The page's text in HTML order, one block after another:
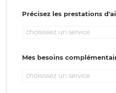
Précisez les prestations
choisissez un service
Mes besoins
choisissez un service